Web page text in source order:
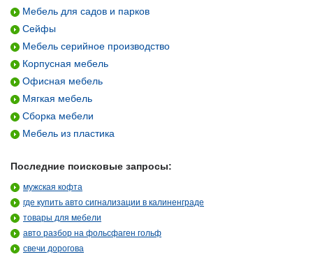
Мебель для садов и парков
Сейфы
Мебель серийное производство
Корпусная мебель
Офисная мебель
Мягкая мебель
Сборка мебели
Мебель из пластика
Последние поисковые запросы:
мужская кофта
где купить авто сигнализации в калиненграде
товары для мебели
авто разбор на фольсфаген гольф
свечи дорогова